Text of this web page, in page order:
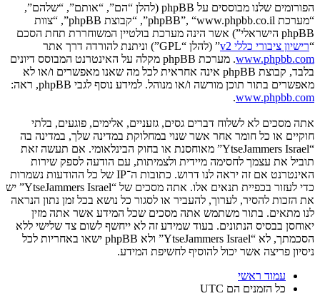
הפורומים שלנו מבוססים על phpBB (להלן “הם”, “אותם”, “שלהם”,
“מערכת phpBB”, “www.phpbb.co.il”, “קבוצת phpBB”, “צוות
phpBB הישראלי”) אשר הינה מערכת בולטיין המשוחררת תחת הסכם
“רישיון ציבורי כללי v2
” (להלן “GPL”) וניתנת להורדה דרך אתר
www.phpbb.com
. מערכת phpBB מקלה על האינטרנט המבוסס דיונים
בלבד, קבוצת phpBB אינה אחראית לכל מה שאנו מאפשרים ו/או לא
מאפשרים בתור תוכן מורשה ו/או מנוהל. למידע נוסף לגבי phpBB, ראה:
www.phpbb.com
.
אתה מסכים לא לשלוח דברים גסים, גזעניים, אלימים, פוגעים, בלתי
חוקיים או כל חומר אחר אשר שנוי במחלוקת במדינה שלך, במדינה בה
“YtseJammers Israel” מאוחסנת או בחוק הבינלאומי. אם תעשה זאת
תוביל את עצמך לחסימה מיידית ולצמיתות, עם הודעה לספק שירות
האינטרנט אם זה יראה לנו דרוש. כתובות ה־IP של כל ההודעות נשמרות
כדי לעזור בכפיית תנאים אלו. אתה מסכים של “YtseJammers Israel” יש
את הזכות להסיר, לערוך, להעביר או לסגור כל נושא בכל זמן נתון הנראה
לנו מתאים. בתור משתמש אתה מסכים שכל המידע אשר אתה מזין
יאוחסן בבסיס הנתונים. בעוד שמידע זה לא ייחשף לשום צד שלישי ללא
הסכמתך, לא “YtseJammers Israel” ולא phpBB ישאו באחריות לכל
ניסיון פריצה אשר יכול להוסיף לחשיפת המידע.
עמוד ראשי
כל הזמנים הם UTC